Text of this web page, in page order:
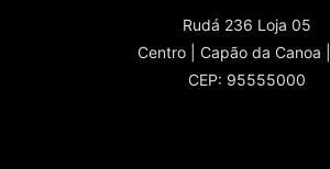
Rudá 236 Loja 05
Centro
Capão da Canoa
CEP: 95555000